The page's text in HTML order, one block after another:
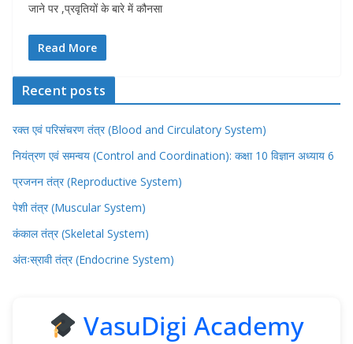
जाने पर ,प्रवृतियों के बारे में कौनसा
Read More
Recent posts
रक्त एवं परिसंचरण तंत्र (Blood and Circulatory System)
नियंत्रण एवं समन्वय (Control and Coordination): कक्षा 10 विज्ञान अध्याय 6
प्रजनन तंत्र (Reproductive System)
पेशी तंत्र (Muscular System)
कंकाल तंत्र (Skeletal System)
अंतःस्रावी तंत्र (Endocrine System)
VasuDigi Academy